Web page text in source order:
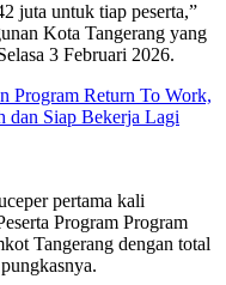
juta untuk tiap peserta,”
Kota Tangerang yang
3 Februari 2026.
Program Return To Work,
dan Siap Bekerja Lagi
pertama kali
Program Program
Tangerang dengan total